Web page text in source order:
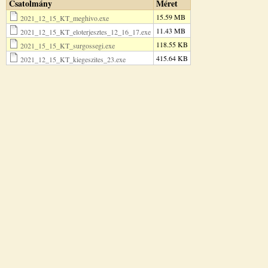
Csatolmány Méret
2021_12_15_KT_meghivo.exe
15.59 MB
2021_12_15_KT_eloterjesztes_12_16_17.exe
11.43 MB
2021_15_15_KT_surgossegi.exe
118.55 KB
2021_12_15_KT_kiegeszites_23.exe
415.64 KB